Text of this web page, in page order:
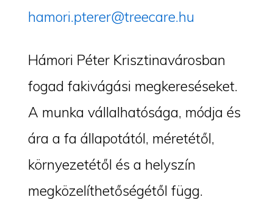
hamori.pterer@treecare.hu
Hámori Péter Krisztinavárosban
fogad fakivágási megkereséseket.
A munka vállalhatósága, módja és
ára a fa állapotától, méretétől,
környezetétől és a helyszín
megközelíthetőségétől függ.